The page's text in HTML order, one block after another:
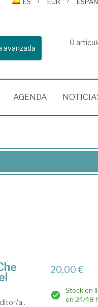
avanzada
0
AGENDA
a .
20,00 €
Stock en
en 24/48